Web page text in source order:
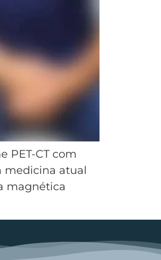
PET-CT com
medicina atual
magnética